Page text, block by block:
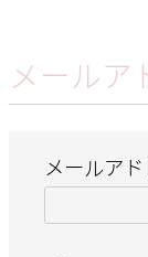
メールア
メールアド